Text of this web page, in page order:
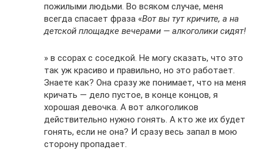
пожилыми людьми. Во всяком случае, меня
всегда спасает фраза «Вот вы тут кричите, а на
детской площадке вечерами — алкоголики сидят!
» в ссорах с соседкой. Не могу сказать, что это
так уж красиво и правильно, но это работает.
Знаете как? Она сразу же понимает, что на меня
кричать — дело пустое, в конце концов, я
хорошая девочка. А вот алкоголиков
действительно нужно гонять. А кто же их будет
гонять, если не она? И сразу весь запал в мою
сторону пропадает.